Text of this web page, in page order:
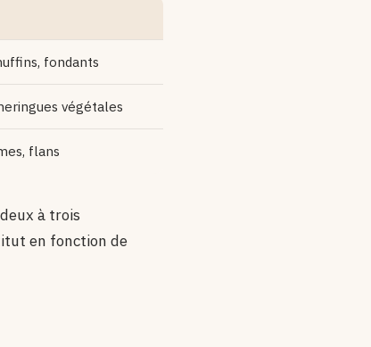
fondants
végétales
flans
à trois
en fonction de